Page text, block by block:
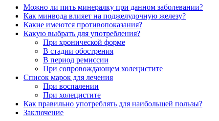
Можно ли пить минералку при данном заболевании?
Как минвода влияет на поджелудочную железу?
Какие имеются противопоказания?
Какую выбрать для употребления?
При хронической форме
В стадии обострения
В период ремиссии
При сопровождающем холецистите
Список марок для лечения
При воспалении
При холецистите
Как правильно употреблять для наибольшей пользы?
Заключение